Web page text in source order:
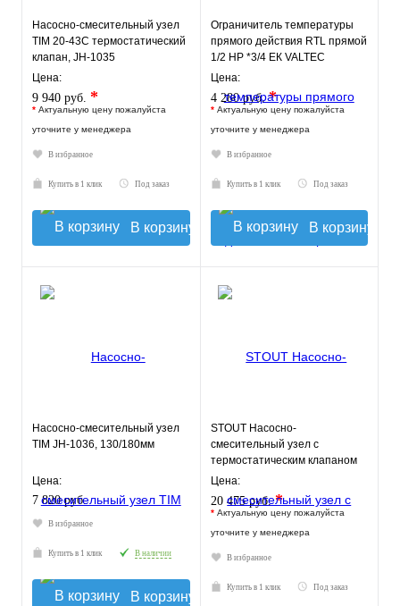
Насосно-смесительный узел
TIM 20-43С термостатический
клапан, JH-1035
Цена:
9 940 руб. *
* Актуальную цену пожалуйста
уточните у менеджера
В избранное
Купить в 1 клик Под заказ
В корзину
Ограничитель температуры
прямого действия RTL прямой
1/2 НР *3/4 ЕК VALTEC
Цена:
4 280 руб.*
* Актуальную цену пожалуйста
уточните у менеджера
В избранное
Купить в 1 клик Под заказ
В корзину
Насосно-смесительный узел
TIM JH-1036, 130/180мм
Цена:
7 820 руб.
В избранное
Купить в 1 клик В наличии
В корзину
STOUT Насосно-
смесительный узел с
термостатическим клапаном
30-60°C, без насоса
Цена:
20 475 руб.*
* Актуальную цену пожалуйста
уточните у менеджера
В избранное
Купить в 1 клик Под заказ